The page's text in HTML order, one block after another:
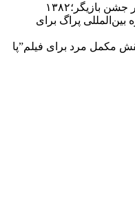
بازیگر؛۱۳۸۲
بین‌المللی پراگ برای
مکمل مرد برای فیلم”پا